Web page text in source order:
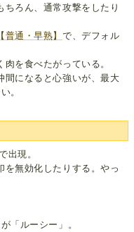
ちろん、通常攻撃をしたり
【普通・早熟】で、デフォル
を食べたがっている。
間になると心強いが、最大
。
出現。
を無効化したりする。やっ
「ルーシー」。